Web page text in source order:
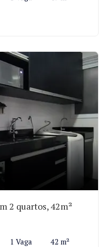
2 quartos, 42m²
1 Vaga 42 m²